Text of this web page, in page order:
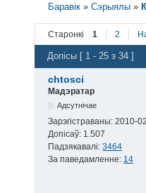
Баравік »Сэрыялы »
Старонкі 1 2
Допісы [ 1 - 25 з 34 ]
chtosci
Мадэратар
Адсутнічае
Зарэгістраваны: 2010-
Допісаў: 1.507
Падзякавалі: 3464
За паведамленне: 14